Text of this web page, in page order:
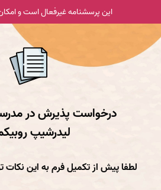
این پرسشنامه غیر‌فعال است و
درخواست پذیرش در
لیدرشیپ
لطفا پیش از تکمیل فرم به این نکات